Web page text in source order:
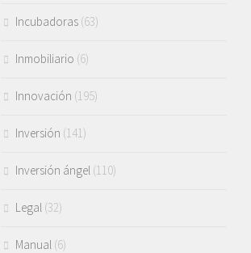
Incubadoras (63)
Inmobiliario (6)
Innovación (195)
Inversión (141)
Inversión ángel (110)
Legal (32)
Manual (6)